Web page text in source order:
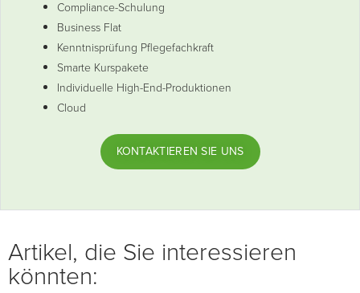
Compliance-Schulung
Business Flat
Kenntnisprüfung Pflegefachkraft
Smarte Kurspakete
Individuelle High-End-Produktionen
Cloud
KONTAKTIEREN SIE UNS
Artikel, die Sie interessieren
könnten: